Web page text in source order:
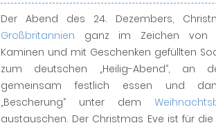
Der Abend des 24. Dezembers,
Großbritannien ganz im Zeichen von
Kaminen und mit Geschenken gefüllten
zum deutschen „Heilig-Abend“, an
gemeinsam festlich essen und
„Bescherung“ unter dem
austauschen. Der Christmas Eve ist für